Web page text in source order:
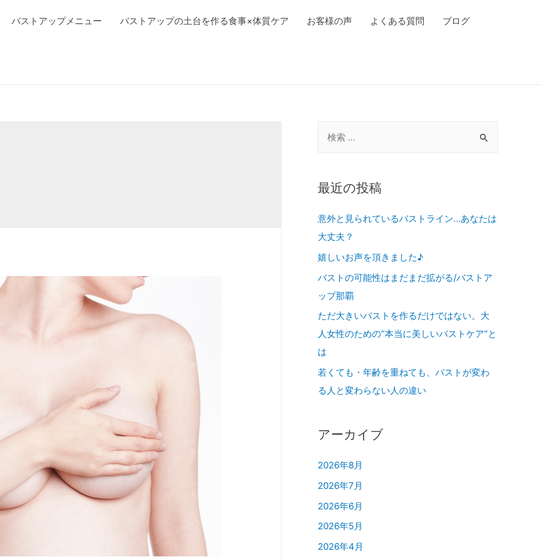
バストアップメニュー バストアップの土台を作る食事×体質ケア お客様の声 よくある質問 ブログ
最近の投稿
意外と見られているバストライン…あなたは
大丈夫？
嬉しいお声を頂きました♪
バストの可能性はまだまだ拡がる/バストア
ップ那覇
ただ大きいバストを作るだけではない。大
人女性のための“本当に美しいバストケア”と
は
若くても・年齢を重ねても、バストが変わ
る人と変わらない人の違い
アーカイブ
2026年8月
2026年7月
2026年6月
2026年5月
2026年4月